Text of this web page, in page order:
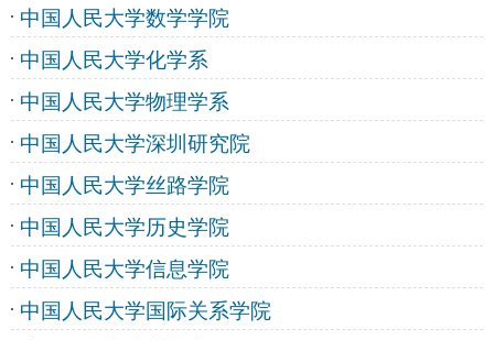
中国人民大学数学学院
中国人民大学化学系
中国人民大学物理学系
中国人民大学深圳研究院
中国人民大学丝路学院
中国人民大学历史学院
中国人民大学信息学院
中国人民大学国际关系学院